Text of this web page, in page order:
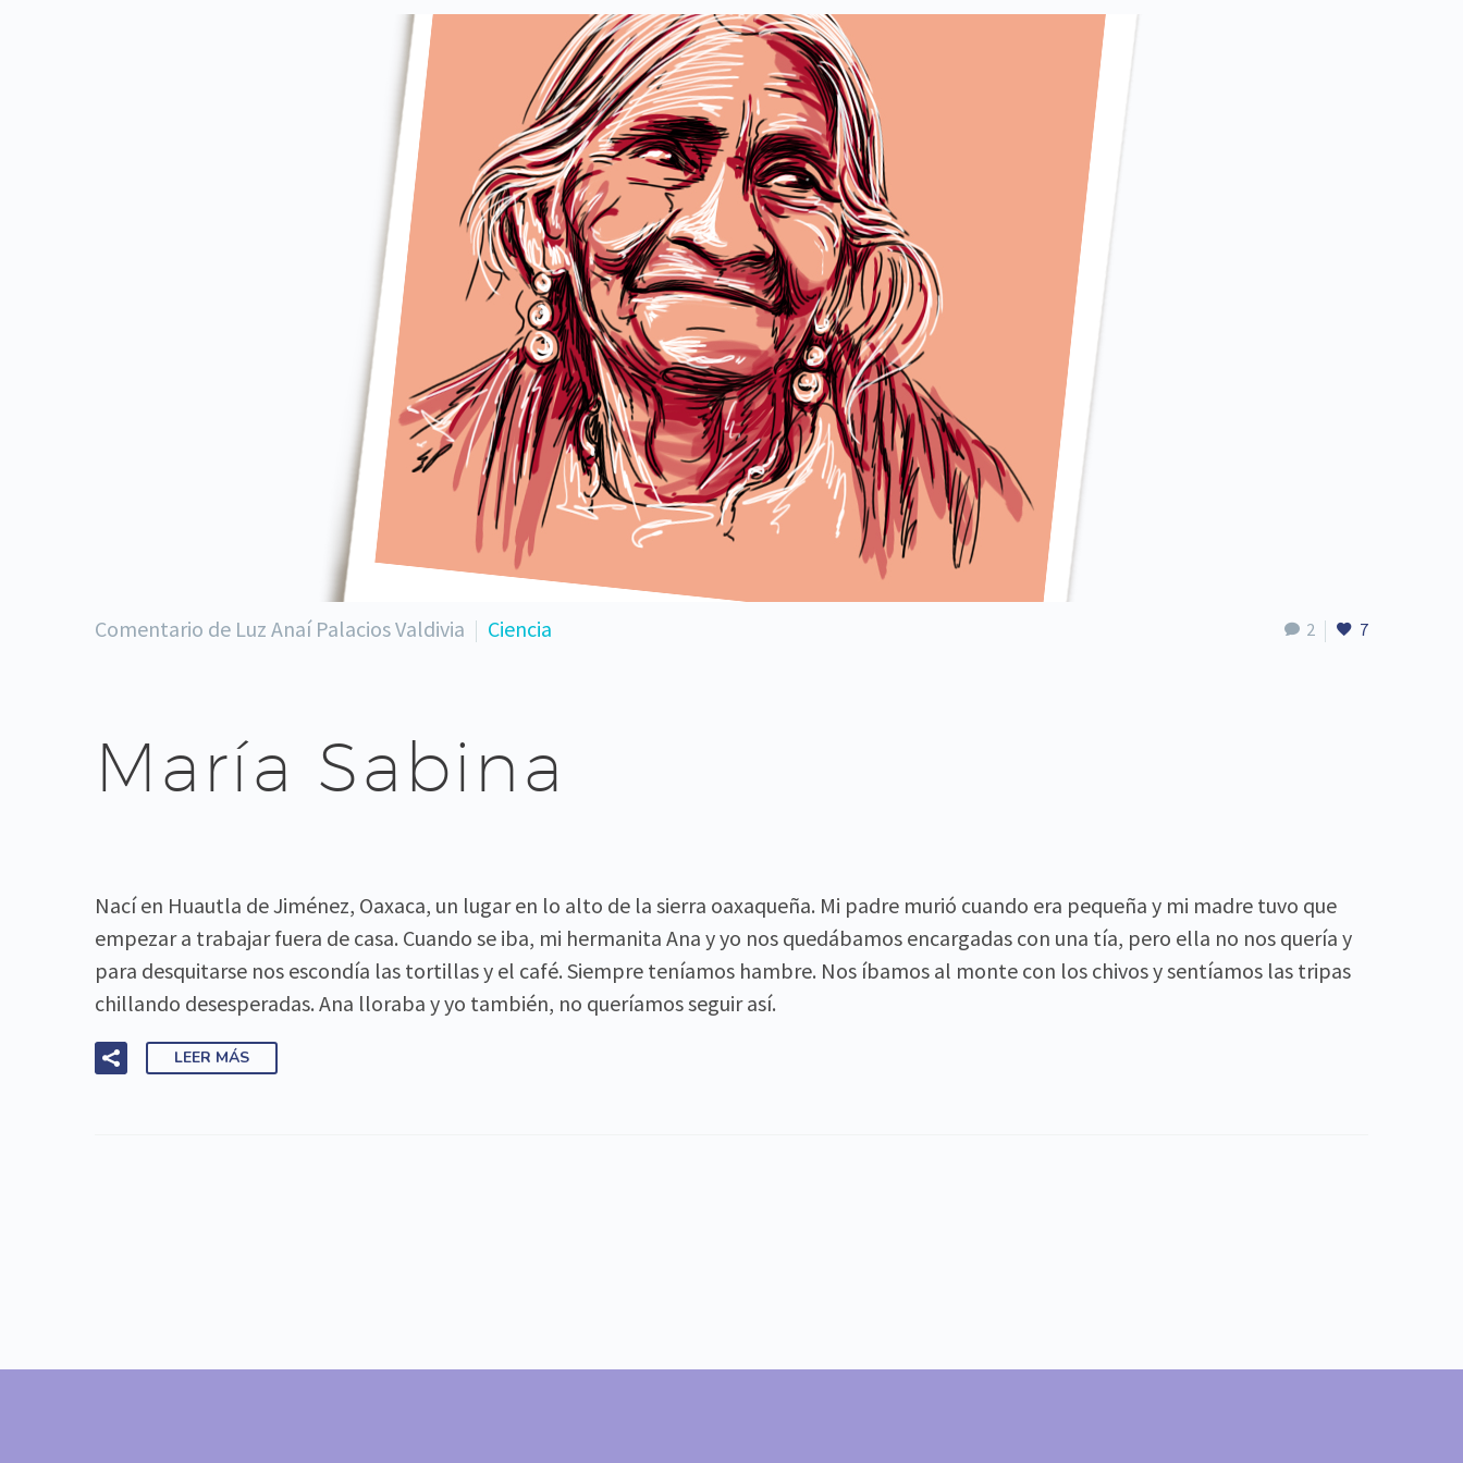
2 7
Comentario de Luz Anaí Palacios Valdivia Ciencia
María Sabina
Nací en Huautla de Jiménez, Oaxaca, un lugar en lo alto de la sierra oaxaqueña. Mi padre murió cuando era pequeña y mi madre tuvo que
empezar a trabajar fuera de casa. Cuando se iba, mi hermanita Ana y yo nos quedábamos encargadas con una tía, pero ella no nos quería y
para desquitarse nos escondía las tortillas y el café. Siempre teníamos hambre. Nos íbamos al monte con los chivos y sentíamos las tripas
chillando desesperadas. Ana lloraba y yo también, no queríamos seguir así.
LEER MÁS